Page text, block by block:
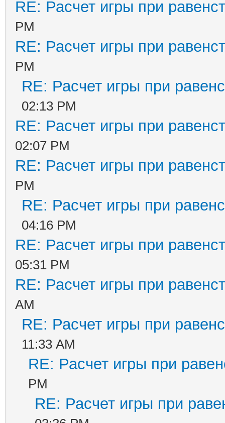
RE: Расчет игры при
PM
RE: Расчет игры при
PM
RE: Расчет игры при
02:13 PM
RE: Расчет игры при
02:07 PM
RE: Расчет игры при
PM
RE: Расчет игры при
04:16 PM
RE: Расчет игры при
05:31 PM
RE: Расчет игры при
AM
RE: Расчет игры при
11:33 AM
RE: Расчет игры при
PM
RE: Расчет игры при